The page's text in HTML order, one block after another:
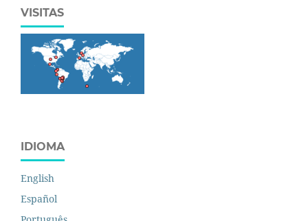
VISITAS
IDIOMA
English
Español